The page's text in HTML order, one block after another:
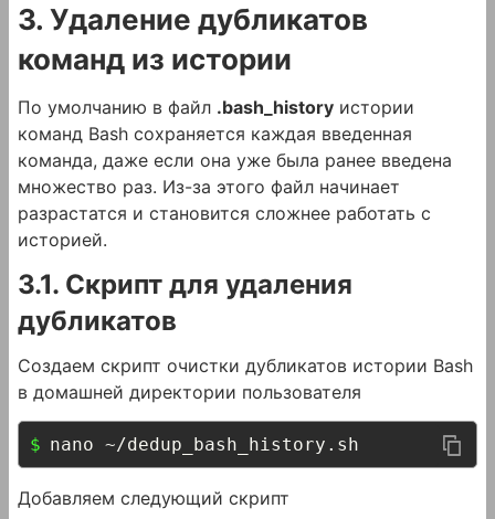
3. Удаление дубликатов
команд из истории
По умолчанию в файл .bash_history истории
команд Bash сохраняется каждая введенная
команда, даже если она уже была ранее введена
множество раз. Из-за этого файл начинает
разрастатся и становится сложнее работать с
историей.
3.1. Скрипт для удаления
дубликатов
Создаем скрипт очистки дубликатов истории Bash
в домашней директории пользователя
nano ~/dedup_bash_history.sh
Добавляем следующий скрипт